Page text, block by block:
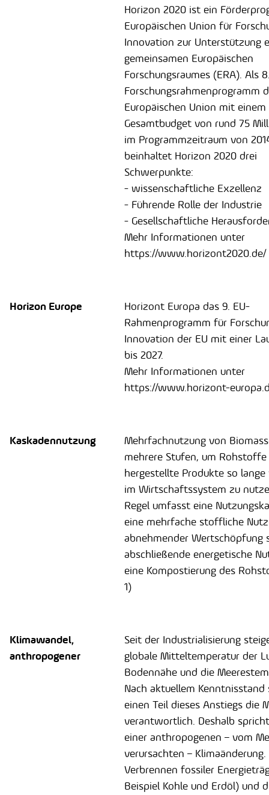
Horizon 2020 ist ein
Europäischen Union für
Innovation zur Unterstützung
gemeinsamen Europäischen
Forschungsraumes (ERA). Als
Forschungsrahmenprogramm
Europäischen Union mit einem
Gesamtbudget von rund 75
im Programmzeitraum von
beinhaltet Horizon 2020 drei
Schwerpunkte:
- wissenschaftliche Exzellenz
- Führende Rolle der Industrie
- Gesellschaftliche
Mehr Informationen unter
https://www.horizont2020.de/
Horizon Europe
Horizont Europa das 9. EU-
Rahmenprogramm für
Innovation der EU mit einer
bis 2027.
Mehr Informationen unter
https://www.horizont-
Kaskadennutzung
Mehrfachnutzung von
mehrere Stufen, um Rohstoffe
hergestellte Produkte so
im Wirtschaftssystem zu
Regel umfasst eine
eine mehrfache stoffliche
abnehmender Wertschöpfung
abschließende energetische
eine Kompostierung des
1)
Klimawandel,
anthropogener
Seit der Industrialisierung
globale Mitteltemperatur der
Bodennähe und die
Nach aktuellem
einen Teil dieses Anstiegs die
verantwortlich. Deshalb
einer anthropogenen – vom
verursachten – Klimaänderung.
Verbrennen fossiler
Beispiel Kohle und Erdöl) und